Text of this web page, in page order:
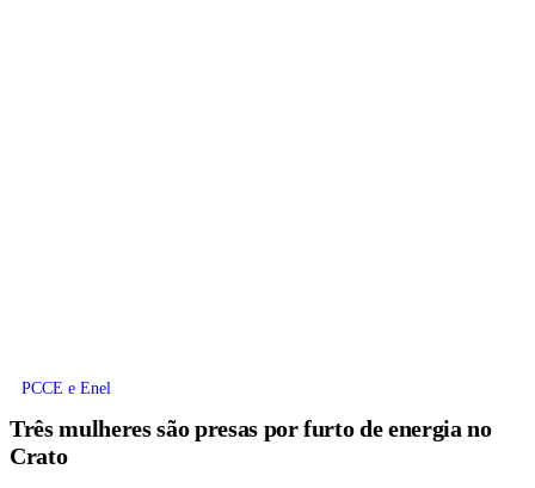
PCCE e Enel
Três mulheres são presas por furto de energia no
Crato